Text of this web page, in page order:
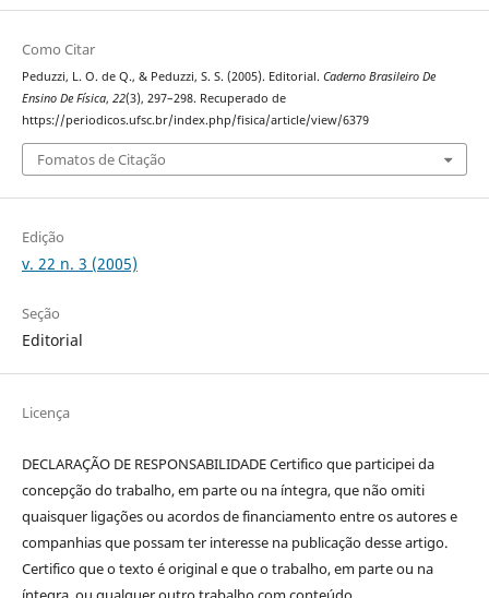
Como Citar
Peduzzi, L. O. de Q., & Peduzzi, S. S. (2005). Editorial. Caderno Brasileiro De
Ensino De Física, 22(3), 297–298. Recuperado de
https://periodicos.ufsc.br/index.php/fisica/article/view/6379
Fomatos de Citação
Edição
v. 22 n. 3 (2005)
Seção
Editorial
Licença
DECLARAÇÃO DE RESPONSABILIDADE Certifico que participei da
concepção do trabalho, em parte ou na íntegra, que não omiti
quaisquer ligações ou acordos de financiamento entre os autores e
companhias que possam ter interesse na publicação desse artigo.
Certifico que o texto é original e que o trabalho, em parte ou na